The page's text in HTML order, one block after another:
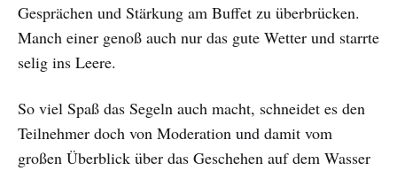
Gesprächen und Stärkung am Buffet zu überbrücken.
Manch einer genoß auch nur das gute Wetter und starrte
selig ins Leere.
So viel Spaß das Segeln auch macht, schneidet es den
Teilnehmer doch von Moderation und damit vom
großen Überblick über das Geschehen auf dem Wasser